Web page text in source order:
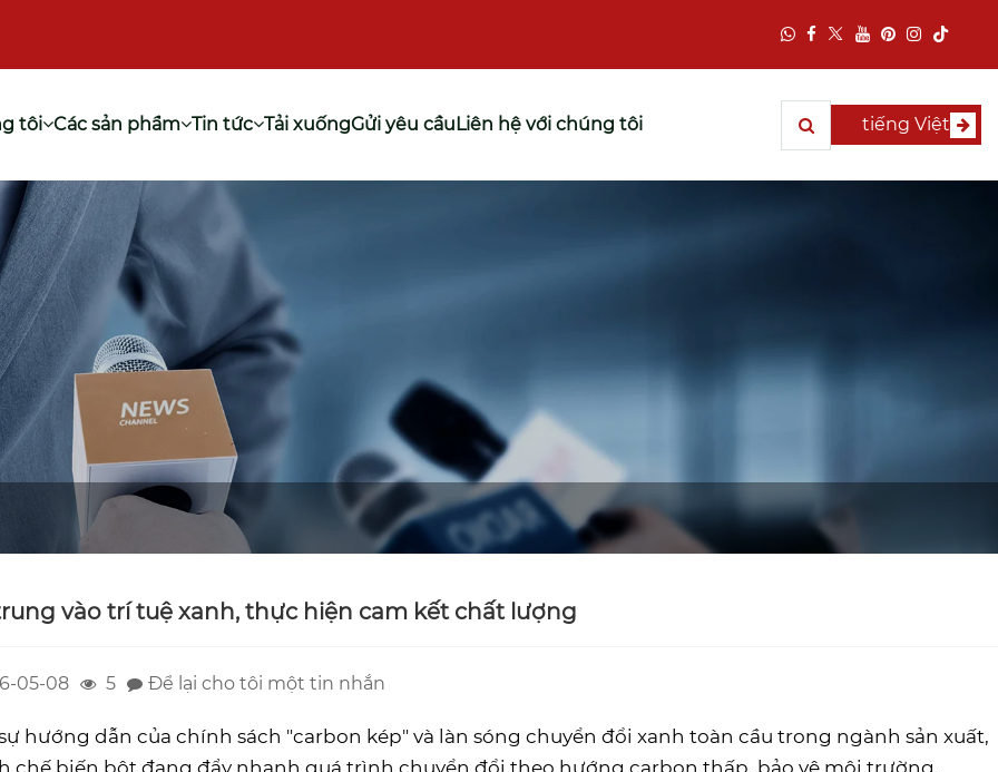
tôi Các sản phẩm Tin tức Tải xuốngGửi yêu cầuLiên hệ với chúng tôi tiếng Việt
vào trí tuệ xanh, thực hiện cam kết chất lượng
05-08 5 Để lại cho tôi một tin nhắn
hướng dẫn của chính sách "carbon kép" và làn sóng chuyển đổi xanh toàn cầu trong ngành sản xuất,
chế biến bột đang đẩy nhanh quá trình chuyển đổi theo hướng carbon thấp, bảo vệ môi trường,